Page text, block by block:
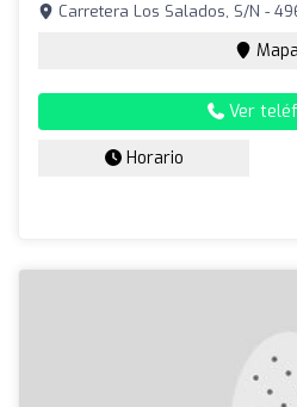
Carretera Los Salados, S/N -
Mapa
Ver
Horario